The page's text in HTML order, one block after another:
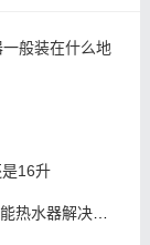
般装在什么地
16升
水器解决号码